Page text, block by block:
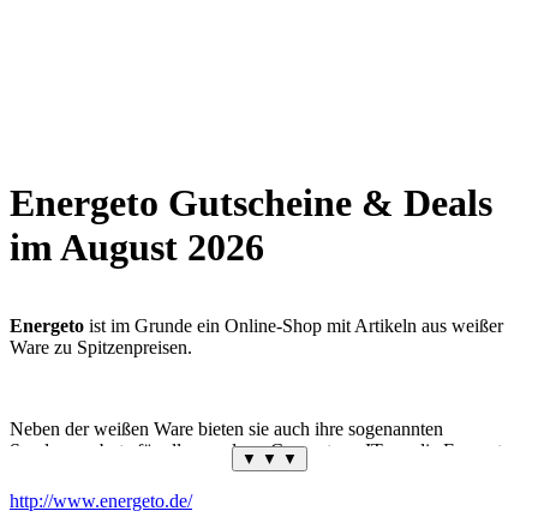
Energeto Gutscheine & Deals
im August 2026
Energeto ist im Grunde ein Online-Shop mit Artikeln aus weißer
Ware zu Spitzenpreisen.
Neben der weißen Ware bieten sie auch ihre sogenannten
Sonderangebote für alles rund um Computer – IT an, die Energeto
täglich aktualisiert. Servicestark und kundenorientiert ist der
Leitgedanke für den Auftritt gegenüber ihren Kunden.
▼ ▼ ▼
http://www.energeto.de/